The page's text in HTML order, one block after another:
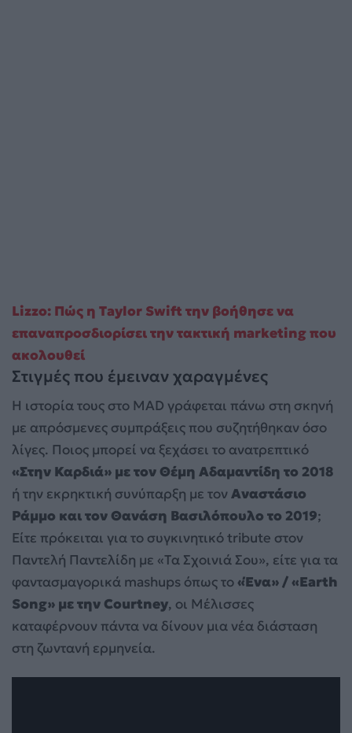
Lizzo: Πώς η Taylor Swift την βοήθησε να
επαναπροσδιορίσει την τακτική marketing που
ακολουθεί
Στιγμές που έμειναν χαραγμένες
Η ιστορία τους στο MAD γράφεται πάνω στη σκηνή
με απρόσμενες συμπράξεις που συζητήθηκαν όσο
λίγες. Ποιος μπορεί να ξεχάσει το ανατρεπτικό
«Στην Καρδιά» με τον Θέμη Αδαμαντίδη το 2018
ή την εκρηκτική συνύπαρξη με τονΑναστάσιο
Ράμμο και τον Θανάση Βασιλόπουλο το 2019;
Είτε πρόκειται για το συγκινητικό tribute στον
Παντελή Παντελίδη με «Τα Σχοινιά Σου», είτε για τα
φαντασμαγορικά mashups όπως το«Ένα» / «Earth
Song» με την Courtney, οι Μέλισσες
καταφέρνουν πάντα να δίνουν μια νέα διάσταση
στη ζωντανή ερμηνεία.